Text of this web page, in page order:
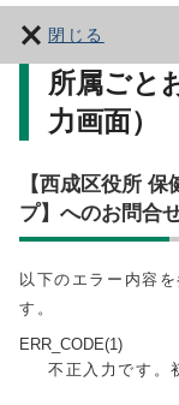
閉じる
所属ごと
力画面）
【西成区役所
プ】へのお問合
以下のエラー内容
す。
ERR_CODE(1)
不正入力です。